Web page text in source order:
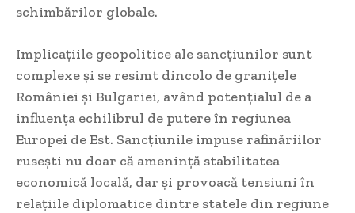
schimbărilor globale.
Implicațiile geopolitice ale sancțiunilor sunt
complexe și se resimt dincolo de granițele
României și Bulgariei, având potențialul de a
influența echilibrul de putere în regiunea
Europei de Est. Sancțiunile impuse rafinăriilor
rusești nu doar că amenință stabilitatea
economică locală, dar și provoacă tensiuni în
relațiile diplomatice dintre statele din regiune